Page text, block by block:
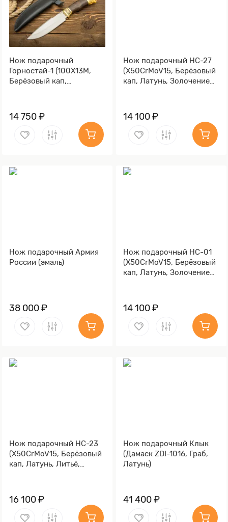
Нож подарочный
Горностай-1 (100Х13М,
Берёзовый кап,
и тыльника)
14 750 ₽
Нож подарочный НС-27
(X50CrMoV15, Берёзовый
кап, Латунь, Золочение
14 100 ₽
Нож подарочный Армия
России (эмаль)
38 000 ₽
Нож подарочный НС-01
(X50CrMoV15, Берёзовый
кап, Латунь, Золочение
14 100 ₽
Нож подарочный НС-23
(X50CrMoV15, Берёзовый
кап, Латунь, Литьё,
16 100 ₽
Нож подарочный Клык
(Дамаск ZDI-1016, Граб,
Латунь)
41 400 ₽